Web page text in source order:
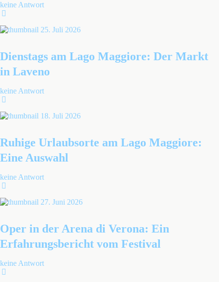
keine Antwort
25. Juli 2026
Dienstags am Lago Maggiore: Der Markt
in Laveno
keine Antwort
18. Juli 2026
Ruhige Urlaubsorte am Lago Maggiore:
Eine Auswahl
keine Antwort
27. Juni 2026
Oper in der Arena di Verona: Ein
Erfahrungsbericht vom Festival
keine Antwort